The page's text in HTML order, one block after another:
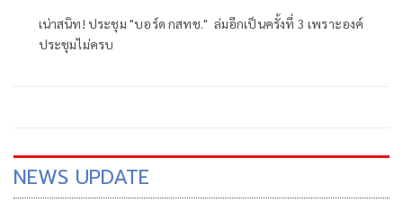
เน่าสนิท! ประชุม "บอร์ด กสทช." ล่มอีกเป็นครั้งที่ 3 เพราะองค์
ประชุมไม่ครบ
NEWS UPDATE